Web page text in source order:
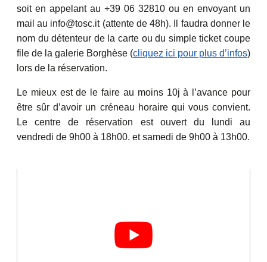
soit en appelant au +39 06 32810 ou en envoyant un
mail au info@tosc.it (attente de 48h). Il faudra donner le
nom du détenteur de la carte ou du simple ticket coupe
file de la galerie Borghèse (cliquez ici pour plus d’infos)
lors de la réservation.
Le mieux est de le faire au moins 10j à l’avance pour
être sûr d’avoir un créneau horaire qui vous convient.
Le centre de réservation est ouvert du lundi au
vendredi de 9h00 à 18h00. et samedi de 9h00 à 13h00.